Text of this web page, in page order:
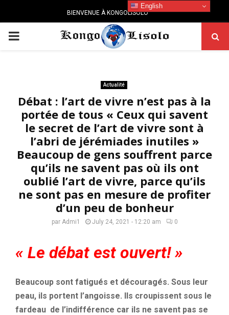
BIENVENUE À KONGOLISOLO
PRIMARY
Actualité
Débat : l’art de vivre n’est pas à la
portée de tous « Ceux qui savent
le secret de l’art de vivre sont à
l’abri de jérémiades inutiles »
Beaucoup de gens souffrent parce
qu’ils ne savent pas où ils ont
oublié l’art de vivre, parce qu’ils
ne sont pas en mesure de profiter
d’un peu de bonheur
par Admi1 July 24, 2021 - 12:20 am 0
« Le débat est ouvert!»
Beaucoup sont fatigués et découragés. Sous leur
peau, ils portent l’angoisse. Ils croupissent sous le
fardeau de l’indifférence car ils ne savent pas se
English